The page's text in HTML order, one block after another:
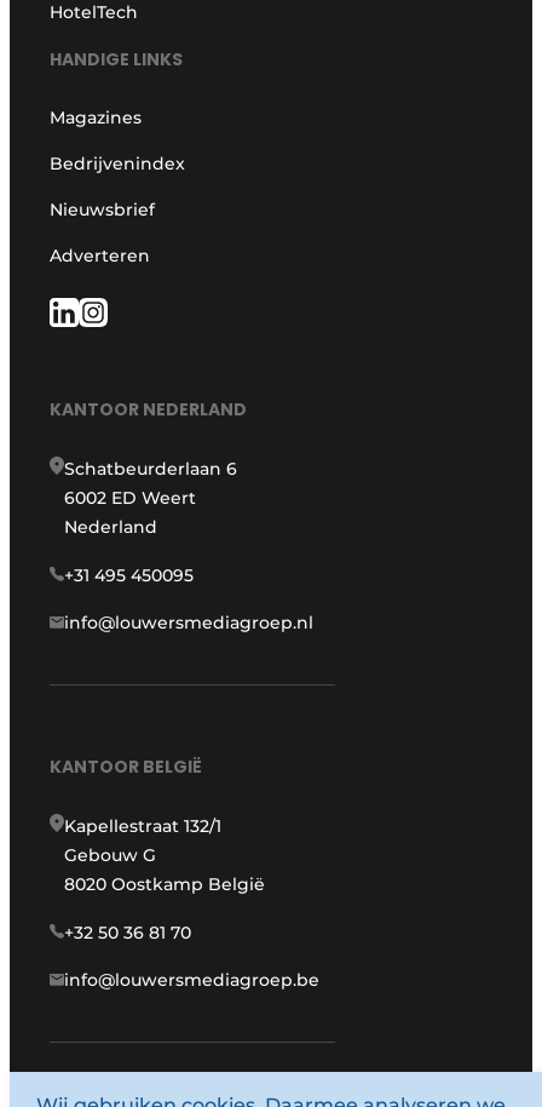
HotelTech
HANDIGE LINKS
Magazines
Bedrijvenindex
Nieuwsbrief
Adverteren
KANTOOR NEDERLAND
Schatbeurderlaan 6
6002 ED Weert
Nederland
+31 495 450095
info@louwersmediagroep.nl
KANTOOR BELGIË
Kapellestraat 132/1
Gebouw G
8020 Oostkamp België
+32 50 36 81 70
info@louwersmediagroep.be